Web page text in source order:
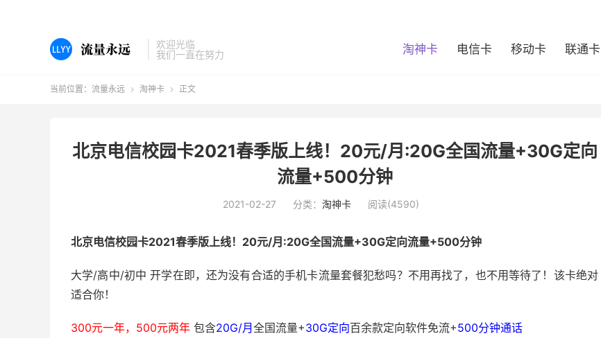
欢迎光临
我们一直在努力
淘神卡 电信卡 移动卡 联通卡
当前位置： 流量永远  淘神卡  正文
北京电信校园卡2021春季版上线！20元/月:20G全国流量+30G定向
流量+500分钟
2021-02-27 分类： 淘神卡 阅读(4590)
北京电信校园卡2021春季版上线！20元/月:20G全国流量+30G定向流量+500分钟
大学/高中/初中 开学在即，还为没有合适的手机卡流量套餐犯愁吗？不用再找了，也不用等待了！该卡绝对
适合你！
300元一年，500元两年 包含20G/月 全国流量+30G定向百余款定向软件免流+500分钟通话